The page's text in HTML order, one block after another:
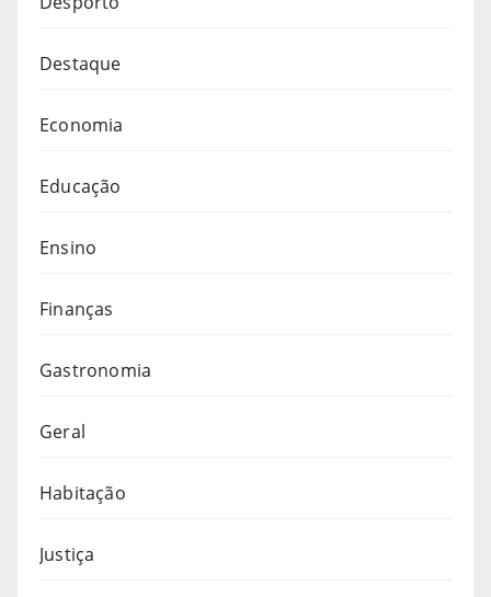
Destaque
Economia
Educação
Ensino
Finanças
Gastronomia
Geral
Habitação
Justiça